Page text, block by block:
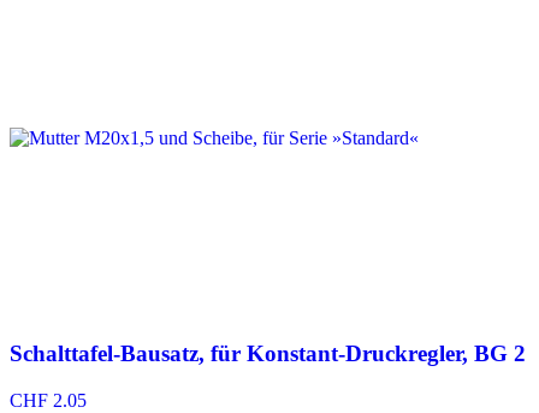
Schalttafel-Bausatz, für Konstant-Druckregler, BG 2
CHF 2.05